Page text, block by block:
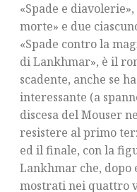
«Spade e
morte» e due
«Spade contro la
di Lankhmar», è il
scadente, anche se
interessante (a
discesa del Mouser
resistere al primo
ed il finale, con la
Lankhmar che, dopo
mostrati nei quattro